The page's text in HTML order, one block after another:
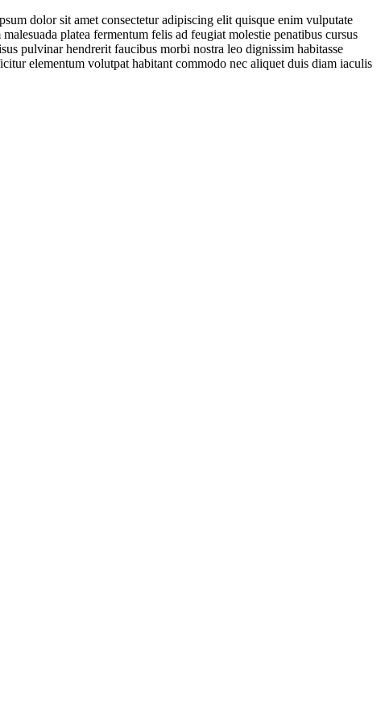
dolor sit amet consectetur adipiscing elit quisque enim vulputate
platea fermentum felis ad feugiat molestie penatibus cursus
pulvinar hendrerit faucibus morbi nostra leo dignissim habitasse
elementum volutpat habitant commodo nec aliquet duis diam iaculis